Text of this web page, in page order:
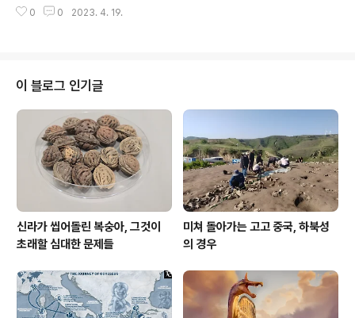
는 엄청나게 형식화해(중국 명청대의 팔고문만큼은 아니지
손수 베껴 익혔다. 과거 모범답안집을 만든 것이다. 가끔은
그런 데서 퍽 의미있는 작품을 만나기도 한다. 이 사진이 그
한 예인데, 이는 17세기 문인인 이재영(1553-1623)이
지었다는 과시이다. 그는 서출이었지만 임진왜란 당시 군
공을 세워 면천되고 정시문과에 장원할 정도로 문장에 뛰
어났다. 그를 조선통신사 수행원으..
0 0 2023. 4. 19.
이 블로그 인기글
신라가 씹어돌린 복숭아, 그것이
초래할 심대한 문제들
미쳐 돌아가는 고고 중국, 하북성
의 경우